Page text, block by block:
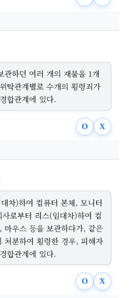
관하던 여러 개의 재물을 1개
탁관계별로 수개의 횡령죄가
합관계에 있다.
O X
차)하여 컴퓨터 본체, 모니터
로부터 리스(임대차)하여 컴
우스 등을 보관하다가, 같은
처분하여 횡령한 경우, 피해자
합관계에 있다.
O X